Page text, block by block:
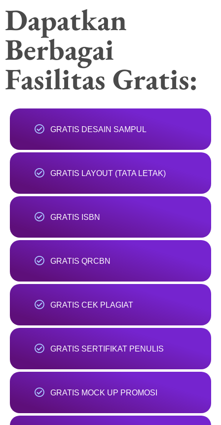
Dapatkan
Berbagai
Fasilitas Gratis:
GRATIS DESAIN SAMPUL
GRATIS LAYOUT (TATA LETAK)
GRATIS ISBN
GRATIS QRCBN
GRATIS CEK PLAGIAT
GRATIS SERTIFIKAT PENULIS
GRATIS MOCK UP PROMOSI